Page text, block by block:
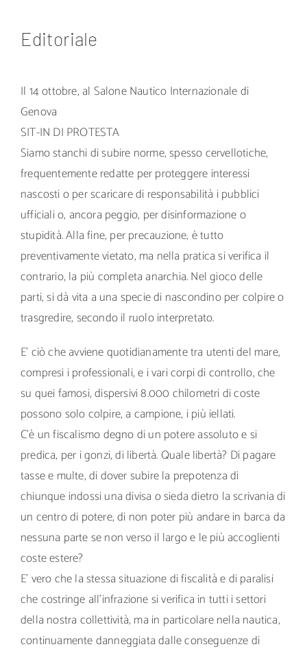
Editoriale
Il 14 ottobre, al Salone Nautico Internazionale di
Genova
SIT-IN DI PROTESTA
Siamo stanchi di subire norme, spesso cervellotiche,
frequentemente redatte per proteggere interessi
nascosti o per scaricare di responsabilità i pubblici
ufficiali o, ancora peggio, per disinformazione o
stupidità. Alla fine, per precauzione, è tutto
preventivamente vietato, ma nella pratica si verifica il
contrario, la più completa anarchia. Nel gioco delle
parti, si dà vita a una specie di nascondino per colpire o
trasgredire, secondo il ruolo interpretato.
E’ ciò che avviene quotidianamente tra utenti del mare,
compresi i professionali, e i vari corpi di controllo, che
su quei famosi, dispersivi 8.000 chilometri di coste
possono solo colpire, a campione, i più iellati.
C’è un fiscalismo degno di un potere assoluto e si
predica, per i gonzi, di libertà. Quale libertà? Di pagare
tasse e multe, di dover subire la prepotenza di
chiunque indossi una divisa o sieda dietro la scrivania di
un centro di potere, di non poter più andare in barca da
nessuna parte se non verso il largo e le più accoglienti
coste estere?
E’ vero che la stessa situazione di fiscalità e di paralisi
che costringe all’infrazione si verifica in tutti i settori
della nostra collettività, ma in particolare nella nautica,
continuamente danneggiata dalle conseguenze di